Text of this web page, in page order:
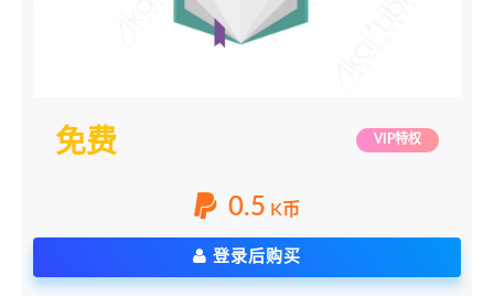
免费 VIP特权
0.5 K币
登录后购买